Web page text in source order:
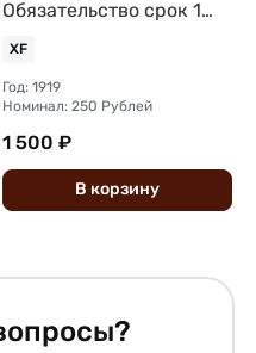
Обязательство срок 1
Государственнаго
XF
Год: 1919
Номинал: 250 Рублей
1 500 ₽
В корзину